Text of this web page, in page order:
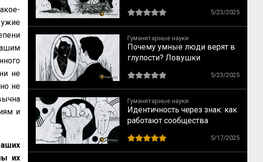
не
не
и
их
Спенсеру
5/23/2025
Гуманитарные науки
Почему умные люди верят в
глупости? Ловушки
предупреждал Милль
5/23/2025
Гуманитарные науки
Идентичность через знак: как
работают сообщества
5/17/2025